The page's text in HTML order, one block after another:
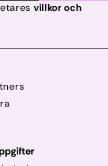
villkor och